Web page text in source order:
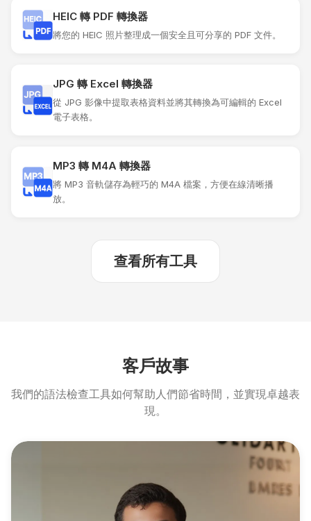
HEIC 轉 PDF 轉換器
將您的 HEIC 照片整理成一個安全且可分享的 PDF 文件。
JPG 轉 Excel 轉換器
從 JPG 影像中提取表格資料並將其轉換為可編輯的 Excel
電子表格。
MP3 轉 M4A 轉換器
將 MP3 音軌儲存為輕巧的 M4A 檔案，方便在線清晰播
放。
查看所有工具
客戶故事
我們的語法檢查工具如何幫助人們節省時間，並實現卓越表
現。